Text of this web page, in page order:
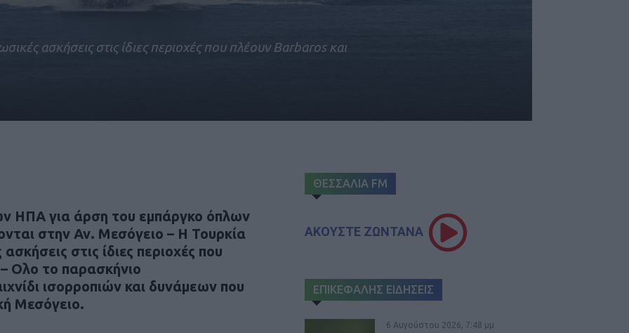
ασκήσεις στις ίδιες περιοχές που πλέουν Barbaros και
ΗΠΑ για άρση του εμπάργκο όπλων
στην Αν. Μεσόγειο – Η Τουρκία
στις ίδιες περιοχές που
Ολο το παρασκήνιο
ισορροπιών και δυνάμεων που
Μεσόγειο.
ΘΕΣΣΑΛΙΑ FM
ΑΚΟΥΣΤΕ ΖΩΝΤΑΝΑ
ΕΠΙΚΕΦΑΛΗΣ ΕΙΔΗΣΕΙΣ
6 Αυγούστου 2026, 7:48 μμ